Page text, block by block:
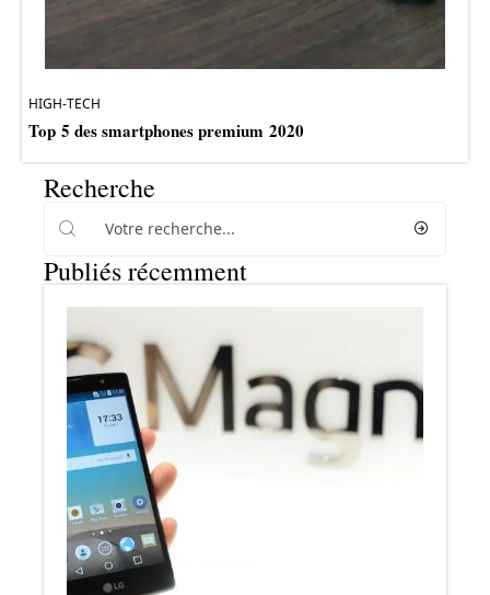
HIGH-TECH
Top 5 des smartphones premium 2020
Recherche
Publiés récemment